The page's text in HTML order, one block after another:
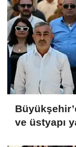
ve üstyapı